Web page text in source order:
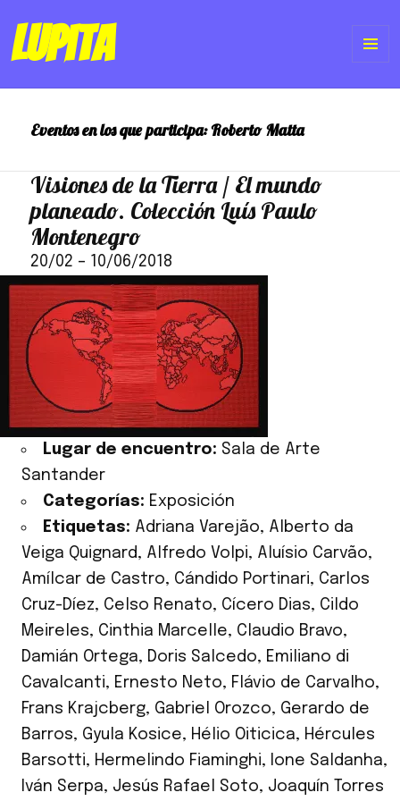
Lupita
Eventos en los que participa:Roberto Matta
Visiones de la Tierra / El mundo
planeado. Colección Luís Paulo
Montenegro
20/02 – 10/06/2018
Lugar de encuentro: Sala de Arte
Santander
Categorías: Exposición
Etiquetas: Adriana Varejão, Alberto da
Veiga Quignard, Alfredo Volpi, Aluísio Carvão,
Amílcar de Castro, Cándido Portinari, Carlos
Cruz-Díez, Celso Renato, Cícero Dias, Cildo
Meireles, Cinthia Marcelle, Claudio Bravo,
Damián Ortega, Doris Salcedo, Emiliano di
Cavalcanti, Ernesto Neto, Flávio de Carvalho,
Frans Krajcberg, Gabriel Orozco, Gerardo de
Barros, Gyula Kosice, Hélio Oiticica, Hércules
Barsotti, Hermelindo Fiaminghi, Ione Saldanha,
Iván Serpa, Jesús Rafael Soto, Joaquín Torres